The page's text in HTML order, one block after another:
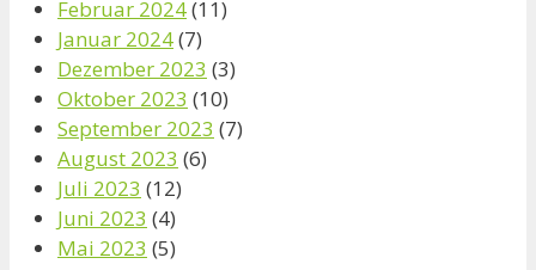
Februar 2024(11)
Januar 2024(7)
Dezember 2023 (3)
Oktober 2023 (10)
September 2023 (7)
August 2023 (6)
Juli 2023 (12)
Juni 2023 (4)
Mai 2023 (5)